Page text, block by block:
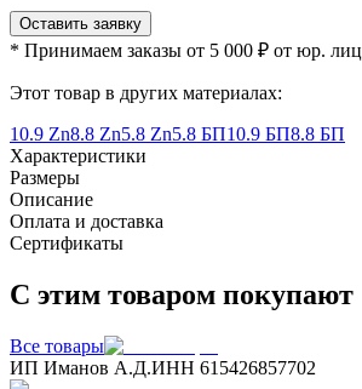
Оставить заявку
* Принимаем заказы от 5 000 ₽ от юр. лиц
Этот товар в других материалах:
10.9 Zn8.8 Zn5.8 Zn5.8 БП10.9 БП8.8 БП
Характеристики
Размеры
Описание
Оплата и доставка
Сертификаты
С этим товаром покупают
Все товары
ИП Иманов А.Д.ИНН 615426857702